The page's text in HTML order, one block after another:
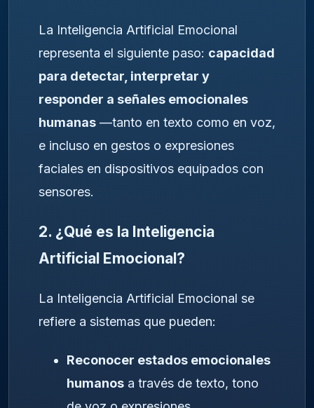
La Inteligencia Artificial Emocional
representa el siguiente paso: capacidad
para detectar, interpretar y
responder a señales emocionales
humanas —tanto en texto como en voz,
e incluso en gestos o expresiones
faciales en dispositivos equipados con
sensores.
2. ¿Qué es la Inteligencia
Artificial Emocional?
La Inteligencia Artificial Emocional se
refiere a sistemas que pueden:
Reconocer estados emocionales
humanos a través de texto, tono